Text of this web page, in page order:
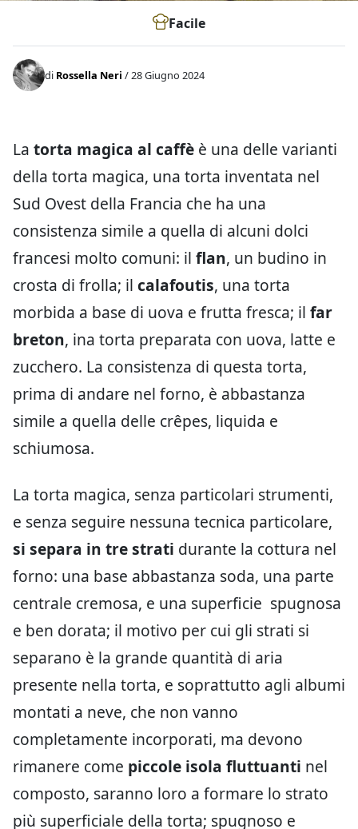
Facile
di Rossella Neri / 28 Giugno 2024
La torta magica al caffè è una delle varianti
della torta magica, una torta inventata nel
Sud Ovest della Francia che ha una
consistenza simile a quella di alcuni dolci
francesi molto comuni: il flan, un budino in
crosta di frolla; il calafoutis, una torta
morbida a base di uova e frutta fresca; il far
breton, ina torta preparata con uova, latte e
zucchero. La consistenza di questa torta,
prima di andare nel forno, è abbastanza
simile a quella delle crêpes, liquida e
schiumosa.
La torta magica, senza particolari strumenti,
e senza seguire nessuna tecnica particolare,
si separa in tre strati durante la cottura nel
forno: una base abbastanza soda, una parte
centrale cremosa, e una superficie spugnosa
e ben dorata; il motivo per cui gli strati si
separano è la grande quantità di aria
presente nella torta, e soprattutto agli albumi
montati a neve, che non vanno
completamente incorporati, ma devono
rimanere come piccole isola fluttuanti nel
composto, saranno loro a formare lo strato
più superficiale della torta; spugnoso e